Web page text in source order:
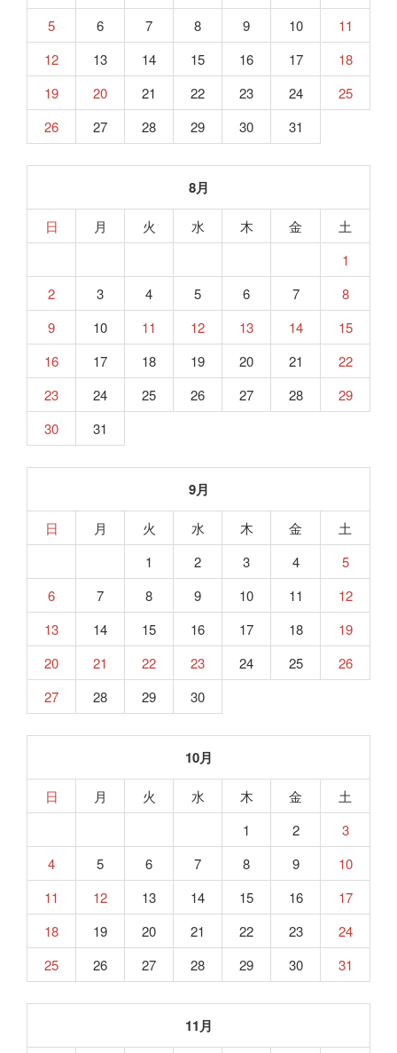
5
6 7 8 9 10
11
12
13 14 15 16 17
18
19
20 21 22 23 24
25
26
27 28 29 30 31
8月
日 月 火 水 木 金
土
1
2
3 4 5 6 7
8
9
10 11 12 13 14
15
16
17 18 19 20 21
22
23
24 25 26 27 28
29
30
31
9月
日 月 火 水 木 金
土
1
2 3 4
5
6
7 8 9 10 11
12
13
14 15 16 17 18
19
20
21 22 23 24 25
26
27
28 29 30
10月
日 月 火 水 木 金
土
1
2
3
4
5 6 7 8 9
10
11
12 13 14 15 16
17
18
19 20 21 22 23
24
25
26 27 28 29 30 31
11月